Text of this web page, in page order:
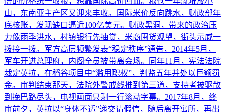
山，东南亚主产区又迎来丰收。国际米价反向跳水，财政部年
底核账，发现缺口逼近100亿美元。财政黑洞，带来的政治压
力像雨季洪水，村镇银行先抽贷，米商囤货观望，街头示威一
拨接一拨。军方高层频繁发表“稳定秩序”通告，2014年5月，
军车开进总理府，内阁全员被带离会场。同年11月，宪法法院
裁定英拉，在稻谷项目中“滥用职权”，判监五年并处以巨额罚
金。审判结束那天，法院外警戒线推到第三道，支持者被驱散
到挽巴路尽头，电视画面只剩一行滚动字幕。2017年8月，终
审前夕，英拉以“身体不适”递交请假信，随后离开寓所，再出